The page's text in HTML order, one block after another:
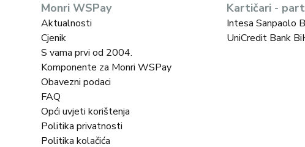
Monri WSPay
Aktualnosti
Cjenik
S vama prvi od 2004.
Komponente za Monri WSPay
Obavezni podaci
FAQ
Opći uvjeti korištenja
Politika privatnosti
Politika kolačića
Kartičari -
Intesa Sanpaolo
UniCredit Bank